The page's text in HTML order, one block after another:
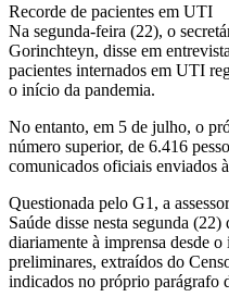
Recorde de pacientes em UTI
Na segunda-feira (22), o
Gorinchteyn, disse em
pacientes internados em UTI
o início da pandemia.
No entanto, em 5 de julho, o
número superior, de 6.416
comunicados oficiais enviados
Questionada pelo G1, a
Saúde disse nesta segunda (22)
diariamente à imprensa desde
preliminares, extraídos do
indicados no próprio parágrafo